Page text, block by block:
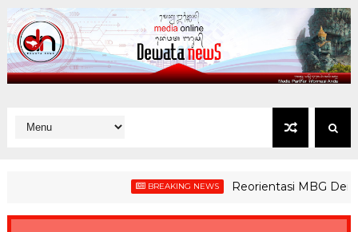
BREAKING NEWS Reorientasi MBG Demi